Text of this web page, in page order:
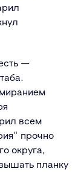
—
всем
прочно
округа,
планку